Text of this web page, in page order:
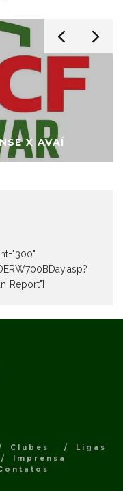
X AVAÍ
Clubes
Ligas
Imprensa